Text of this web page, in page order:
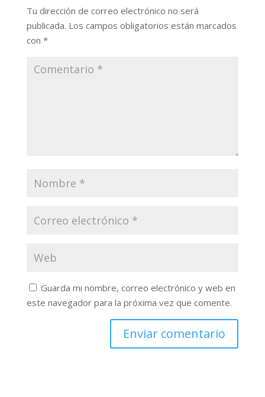
Tu dirección de correo electrónico no será
publicada. Los campos obligatorios están marcados
con *
Guarda mi nombre, correo electrónico y web en
este navegador para la próxima vez que comente.